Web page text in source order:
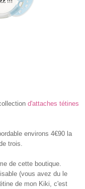
d'attaches tétines
environs 4€90 la
trois.
de cette boutique.
(vous avez du le
de mon Kiki, c'est